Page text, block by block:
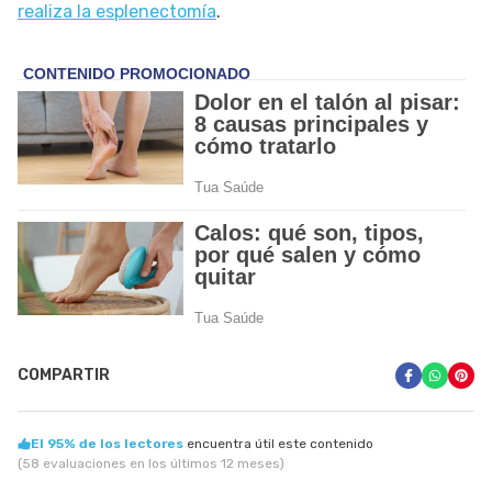
realiza la esplenectomía.
COMPARTIR
El 95% de los lectores encuentra útil este contenido
(58 evaluaciones en los últimos 12 meses)